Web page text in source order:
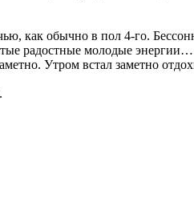
как обычно в пол 4-го.
радостные молодые
Утром встал заметно